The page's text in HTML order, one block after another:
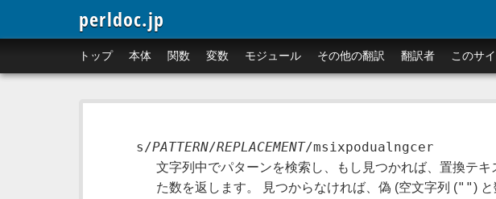
perldoc.jp
トップ 本体 関数 変数 モジュール その他の翻訳 翻訳者 このサ
s/PATTERN/REPLACEMENT/msixpodualngcer
文字列中でパターンを検索し、もし見つかれば、置換テキ
た数を返します。 見つからなければ、偽 (空文字列 ("")